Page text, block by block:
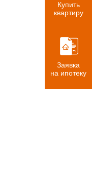
Купить
квартиру
Заявка
на ипотеку